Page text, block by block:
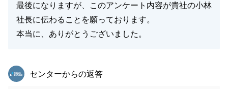
最後になりますが、このアンケート内容が貴社の小林
社長に伝わることを願っております。
本当に、ありがとうございました。
東急リバブル
センターからの返答